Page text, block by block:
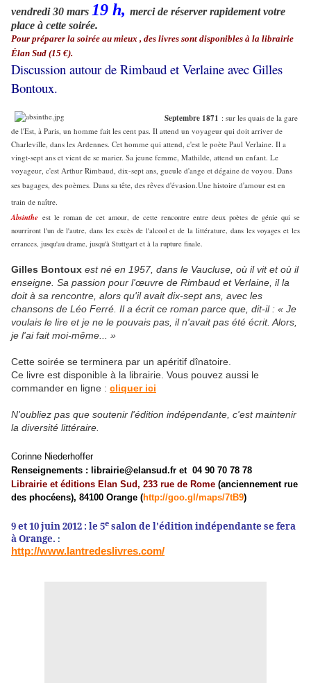
vendredi 30 mars 19 h, merci de réserver rapidement votre
place à cette soirée.
Pour préparer la soirée au mieux , des livres sont disponibles à la librairie
Élan Sud (15 €).
Discussion autour de Rimbaud et Verlaine avec Gilles
Bontoux.
Septembre 1871 : sur les quais de la gare
de l'Est, à Paris, un homme fait les cent pas. Il attend un voyageur qui doit arriver de
Charleville, dans les Ardennes. Cet homme qui attend, c'est le poète Paul Verlaine. Il a
vingt-sept ans et vient de se marier. Sa jeune femme, Mathilde, attend un enfant. Le
voyageur, c'est Arthur Rimbaud, dix-sept ans, gueule d'ange et dégaine de voyou. Dans
ses bagages, des poèmes. Dans sa tête, des rêves d'évasion.Une histoire d'amour est en
train de naître.
Absinthe est le roman de cet amour, de cette rencontre entre deux poètes de génie qui se
nourriront l'un de l'autre, dans les excès de l'alcool et de la littérature, dans les voyages et les
errances, jusqu'au drame, jusqu'à Stuttgart et à la rupture finale.
Gilles Bontoux est né en 1957, dans le Vaucluse, où il vit et où il
enseigne. Sa passion pour l'œuvre de Rimbaud et Verlaine, il la
doit à sa rencontre, alors qu'il avait dix-sept ans, avec les
chansons de Léo Ferré. Il a écrit ce roman parce que, dit-il : « Je
voulais le lire et je ne le pouvais pas, il n'avait pas été écrit. Alors,
je l'ai fait moi-même... »
Cette soirée se terminera par un apéritif dînatoire.
Ce livre est disponible à la librairie. Vous pouvez aussi le
commander en ligne : cliquer ici
N'oubliez pas que soutenir l'édition indépendante, c'est maintenir
la diversité littéraire.
Corinne Niederhoffer
Renseignements : librairie@elansud.fr et 04 90 70 78 78
Librairie et éditions Elan Sud, 233 rue de Rome (anciennement rue
des phocéens), 84100 Orange (http://goo.gl/maps/7tB9)
9 et 10 juin 2012 : le 5e salon de l'édition indépendante se fera
à Orange. :
http://www.lantredeslivres.com/